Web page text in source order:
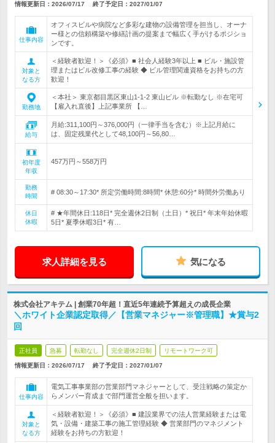
情報更新日：2026/07/17 終了予定日： 2027/01/07
仕事内容
オフィスビルや病院など多彩な建物の設備管理を担当し、オーナ
ー様との信頼構築や修繕計画の提案まで幅広く手がけるポジショ
ンです。
対象と
なる方
＜経験者歓迎！＞《必須》■ 社会人経験3年以上 ■ ビル・施設管
理またはビル改修工事の経験 ◆ ビル管理関連資格をお持ちの方
歓迎！
勤務地
＜本社＞ 東京都目黒区東山1-1-2 東山ビル ※転勤なし ※在宅可
【雇入れ直後】上記事業所 【…
給与
月給:311,100円～376,000円（一律手当を含む）※上記月給に
は、固定残業代として48,100円～56,80…
初年度
年収
457万円～558万円
勤務
時間
# 08:30～17:30* 所定労働時間:8時間* 休憩:60分* 時間外労働あり
休日
休暇
# ★年間休日:118日* 完全週休2日制（土日）* 祝日* 年末年始休暇
5日* 夏季休暇3日* 有…
求人詳細を見る 気になる
株式会社アキテム | 創業70年超！直近5年連続予算超えの成長企業
＼ホワイト企業認定取得／【営業マネジャー※管理職】★賞与2
回
正社員 急募 転勤なし 完全週休2日制 リモートワーク可
情報更新日：2026/07/17 終了予定日： 2027/01/07
仕事内容
電気工事事業部の営業部門マネジャーとして、受注戦略の策定か
らメンバー育成まで部門運営全般を担います。
対象と
なる方
＜経験者歓迎！＞《必須》■ 建設業界での法人営業経験または電
気・設備・建築工事の施工管理経験 ◆ 営業部門のマネジメント
経験をお持ちの方歓迎！